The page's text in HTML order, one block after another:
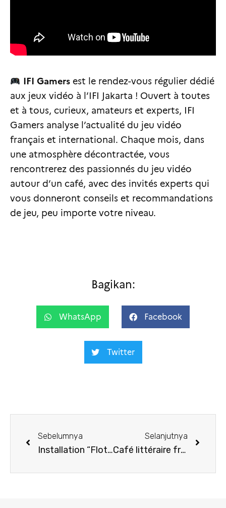
IFI Gamersest le rendez-vous régulier dédié
aux jeux vidéo à l’IFI Jakarta ! Ouvert à toutes
et à tous, curieux, amateurs et experts, IFI
Gamers analyse l’actualité du jeu vidéo
français et international. Chaque mois, dans
une atmosphère décontractée, vous
rencontrerez des passionnés du jeu vidéo
autour d’un café, avec des invités experts qui
vous donneront conseils et recommandations
de jeu, peu importe votre niveau.
Bagikan:
WhatsApp Facebook
Twitter
Sebelumnya
Installation “Flotter en poésie”
Selanjutnya
Café littéraire francophone